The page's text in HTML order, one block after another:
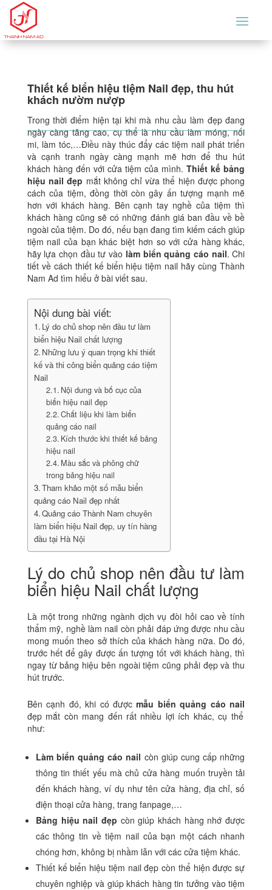
Thiết kế biển hiệu tiệm Nail đẹp, thu hút
khách nườm nượp
Trong thời điểm hiện tại khi mà nhu cầu làm đẹp đang
ngày càng tăng cao, cụ thể là nhu cầu làm móng, nối
mi, làm tóc,…Điều này thúc đẩy các tiệm nail phát triển
và cạnh tranh ngày càng mạnh mẽ hơn để thu hút
khách hàng đến với cửa tiệm của mình. Thiết kế bảng
hiệu nail đẹp mắt không chỉ vừa thể hiện được phong
cách của tiệm, đồng thời còn gây ấn tượng mạnh mẽ
hơn với khách hàng. Bên cạnh tay nghề của tiệm thì
khách hàng cũng sẽ có những đánh giá ban đầu về bề
ngoài của tiệm. Do đó, nếu bạn đang tìm kiếm cách giúp
tiệm nail của bạn khác biệt hơn so với cửa hàng khác,
hãy lựa chọn đầu tư vào làm biển quảng cáo nail. Chi
tiết về cách thiết kế biển hiệu tiệm nail hãy cùng Thành
Nam Ad tìm hiểu ở bài viết sau.
Nội dung bài viết:
Lý do chủ shop nên đầu tư làm
biển hiệu Nail chất lượng
Những lưu ý quan trọng khi thiết
kế và thi công biển quảng cáo tiệm
Nail
Nội dung và bố cục của
biển hiệu nail đẹp
Chất liệu khi làm biển
quảng cáo nail
Kích thước khi thiết kế bảng
hiệu nail
Màu sắc và phông chữ
trong bảng hiệu nail
Tham khảo một số mẫu biển
quảng cáo Nail đẹp nhất
Quảng cáo Thành Nam chuyên
làm biển hiệu Nail đẹp, uy tín hàng
đầu tại Hà Nội
Lý do chủ shop nên đầu tư làm
biển hiệu Nail chất lượng
Là một trong những ngành dịch vụ đòi hỏi cao về tính
thẩm mỹ, nghề làm nail còn phải đáp ứng được nhu cầu
mong muốn theo sở thích của khách hàng nữa. Do đó,
trước hết để gây được ấn tượng tốt với khách hàng, thì
ngay từ bảng hiệu bên ngoài tiệm cũng phải đẹp và thu
hút trước.
Bên cạnh đó, khi có đượcmẫu biển quảng cáo nail
đẹp mắt còn mang đến rất nhiều lợi ích khác, cụ thể
như:
Làm biển quảng cáo nail còn giúp cung cấp những
thông tin thiết yếu mà chủ cửa hàng muốn truyền tải
đến khách hàng, ví dụ như tên cửa hàng, địa chỉ, số
điện thoại cửa hàng, trang fanpage,…
Bảng hiệu nail đẹp còn giúp khách hàng nhớ được
các thông tin về tiệm nail của bạn một cách nhanh
chóng hơn, không bị nhầm lẫn với các cửa tiệm khác.
Thiết kế biển hiệu tiệm nail đẹp còn thể hiện được sự
chuyên nghiệp và giúp khách hàng tin tưởng vào tiệm